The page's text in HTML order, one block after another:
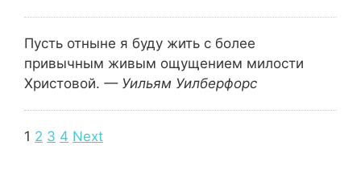
Пусть отныне я буду жить с более
привычным живым ощущением милости
Христовой. — Уильям Уилберфорс
Navigation
1 2 3 4 Next